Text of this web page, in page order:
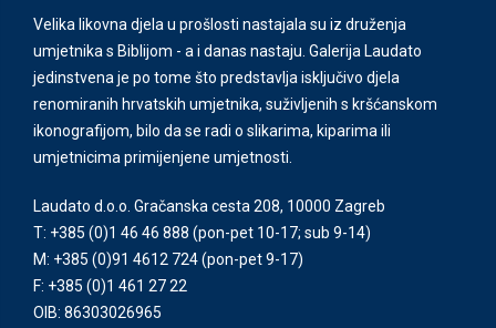
Velika likovna djela u prošlosti nastajala su iz druženja
umjetnika s Biblijom - a i danas nastaju. Galerija Laudato
jedinstvena je po tome što predstavlja isključivo djela
renomiranih hrvatskih umjetnika, suživljenih s kršćanskom
ikonografijom, bilo da se radi o slikarima, kiparima ili
umjetnicima primijenjene umjetnosti.
Laudato d.o.o. Gračanska cesta 208, 10000 Zagreb
T: +385 (0)1 46 46 888 (pon-pet 10-17; sub 9-14)
M: +385 (0)91 4612 724(pon-pet 9-17)
F: +385 (0)1 461 27 22
OIB: 86303026965